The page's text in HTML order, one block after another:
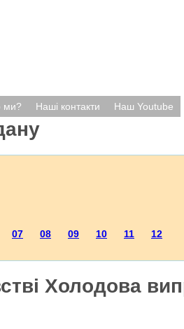
ми? Наші контакти Наш Youtube
07 08 09 10 11 12
Холодова